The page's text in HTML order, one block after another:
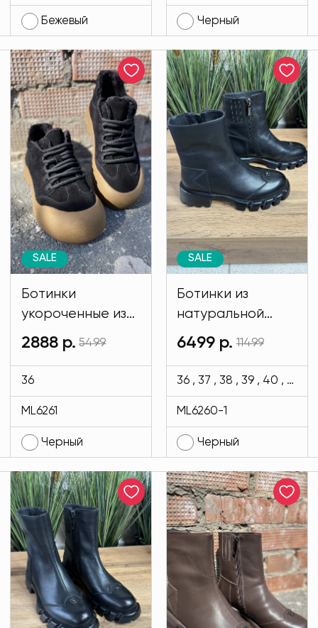
Бежевый Черный
Ботинки
укороченные из
натуральной
замши черного
цвета MODLAV
ML6261-13
SALE
2888 р. 5499
36
ML6261
Черный
Ботинки из
натуральной
кожи черного
цвета MODLAV
ML6260-1-13
SALE
6499 р. 11499
36 , 37 , 38 , 39 , 40 , 41
ML6260-1
Черный